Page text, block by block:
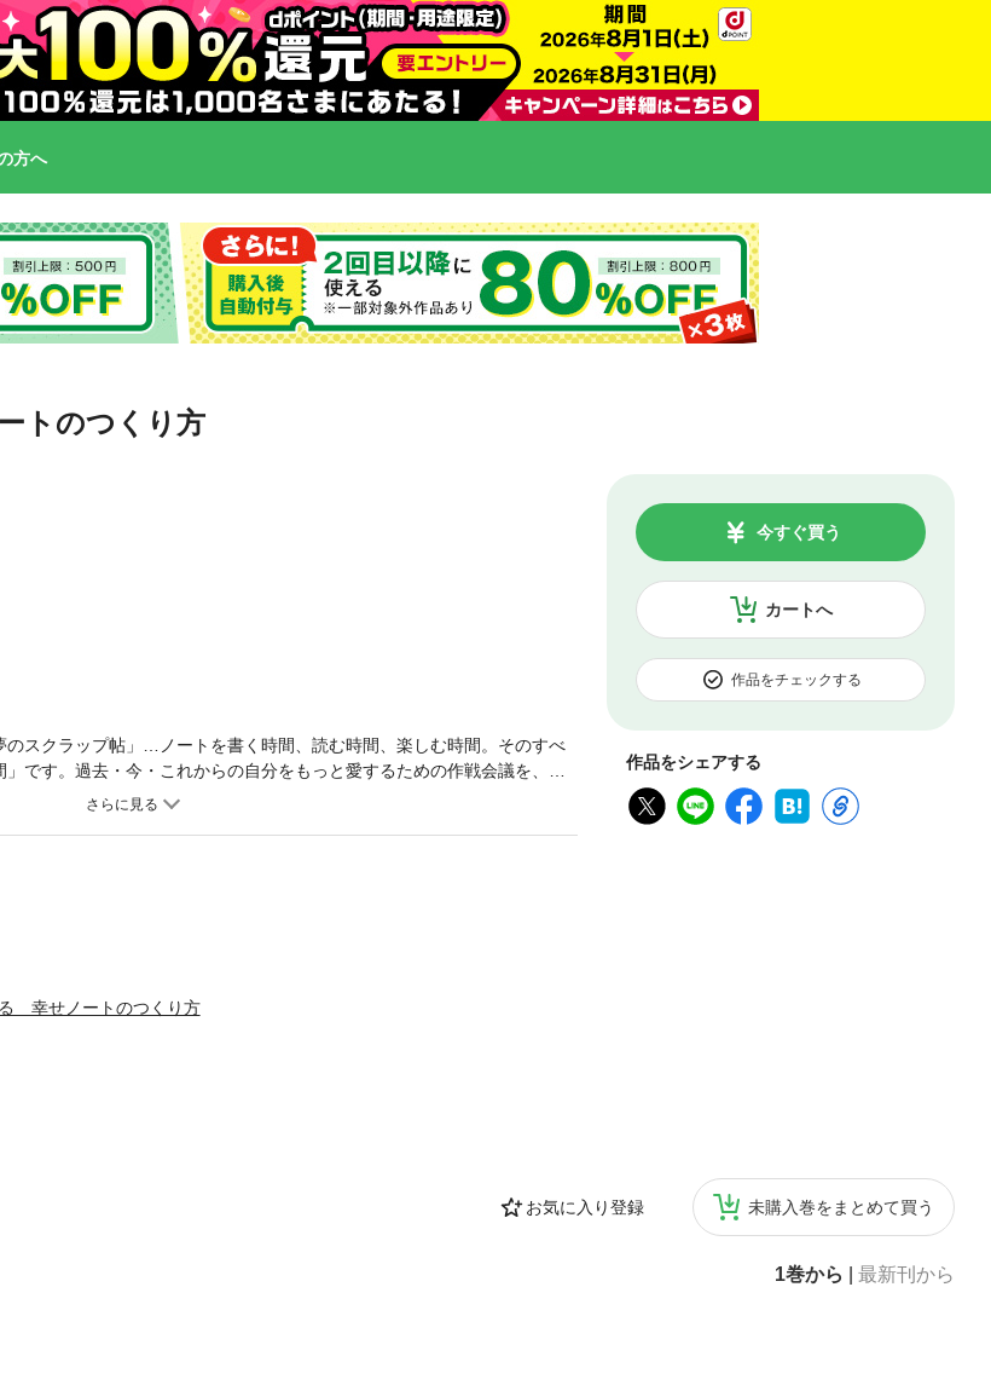
方へ
トのつくり方
カートへ
今すぐ買う
作品をチェックする
作品をシェアする
お気に入り登録 未購入巻をまとめて買う
1巻から 最新刊から
のスクラップ帖」…ノートを書く時間、読む時間、楽しむ時間。そのすべ
です。過去・今・これからの自分をもっと愛するための作戦会議を、ノ
の数々のステキなノートも大公開！
幸せノートのつくり方